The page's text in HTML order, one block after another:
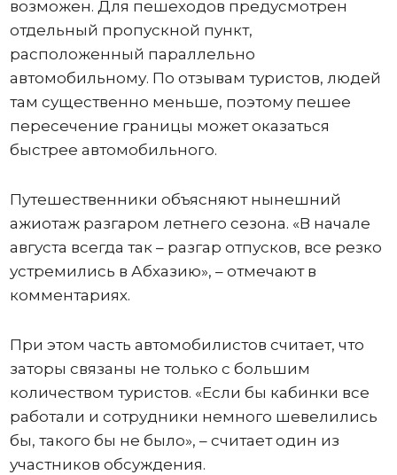
возможен. Для пешеходов предусмотрен
отдельный пропускной пункт,
расположенный параллельно
автомобильному. По отзывам туристов, людей
там существенно меньше, поэтому пешее
пересечение границы может оказаться
быстрее автомобильного.
Путешественники объясняют нынешний
ажиотаж разгаром летнего сезона. «В начале
августа всегда так – разгар отпусков, все резко
устремились в Абхазию», – отмечают в
комментариях.
При этом часть автомобилистов считает, что
заторы связаны не только с большим
количеством туристов. «Если бы кабинки все
работали и сотрудники немного шевелились
бы, такого бы не было», – считает один из
участников обсуждения.